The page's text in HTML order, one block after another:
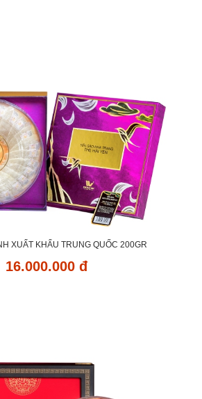
XUẤT KHẨU TRUNG QUỐC 200GR
16.000.000 đ